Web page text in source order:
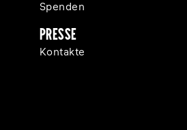
Spenden
Presse
Kontakte